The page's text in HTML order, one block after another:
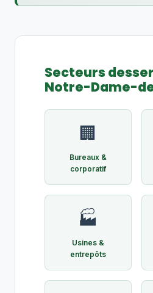
Secteurs
Notre-Dame-
🏢
Bureaux &
corporatif
🏭
Usines &
entrepôts